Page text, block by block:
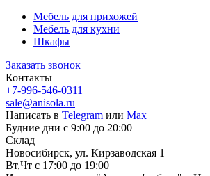
Мебель для прихожей
Мебель для кухни
Шкафы
Заказать звонок
Контакты
+7-996-546-0311
sale@anisola.ru
Написать в Telegram или Max
Будние дни с 9:00 до 20:00
Склад
Новосибирск, ул. Кирзаводская 1
Вт,Чт с 17:00 до 19:00